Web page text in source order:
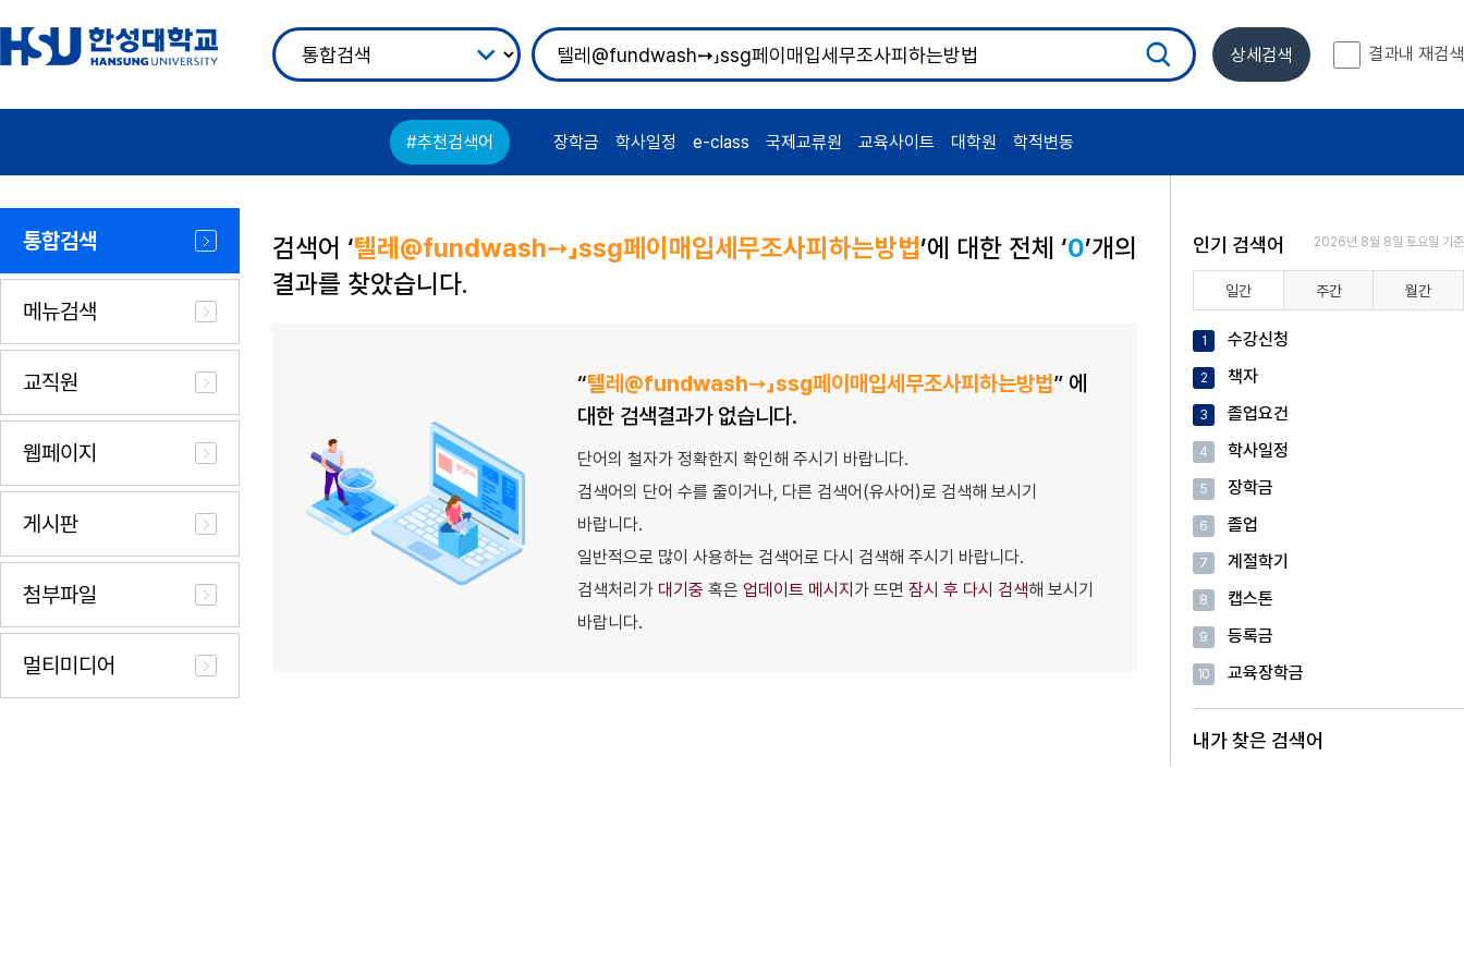
상세검색 결과내 재검색
#추천검색어 장학금 학사일정 e-class 국제교류원 교육사이트 대학원 학적변동
통합검색
메뉴검색
교직원
웹페이지
게시판
첨부파일
멀티미디어
검색어 ‘텔레@fundwash➙」ssg페이매입세무조사피하는방법’에 대한 전체 ‘0’개의
결과를 찾았습니다.
“텔레@fundwash➙」ssg페이매입세무조사피하는방법” 에
대한 검색결과가 없습니다.
단어의 철자가 정확한지 확인해 주시기 바랍니다.
검색어의 단어 수를 줄이거나, 다른 검색어(유사어)로 검색해 보시기
바랍니다.
일반적으로 많이 사용하는 검색어로 다시 검색해 주시기 바랍니다.
검색처리가 대기중 혹은 업데이트 메시지가 뜨면 잠시 후 다시 검색해 보시기
바랍니다.
인기 검색어 2026년 8월 8일 토요일 기준
일간 주간 월간
1 수강신청
2 책자
3 졸업요건
4 학사일정
5 장학금
6 졸업
7 계절학기
8 캡스톤
9 등록금
10 교육장학금
내가 찾은 검색어